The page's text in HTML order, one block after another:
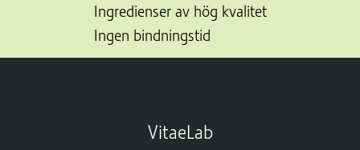
Ingredienser av hög kvalitet
Ingen bindningstid
VitaeLab